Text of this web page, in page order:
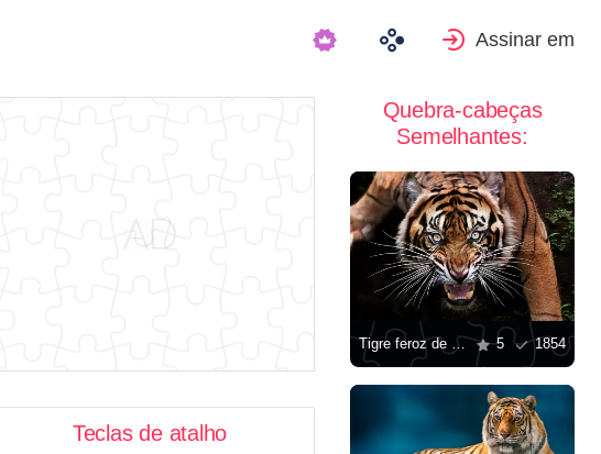
Assinar em
Teclas de atalho
Quebra-cabeças
Semelhantes:
Tigre feroz de Sumatra 5 1854